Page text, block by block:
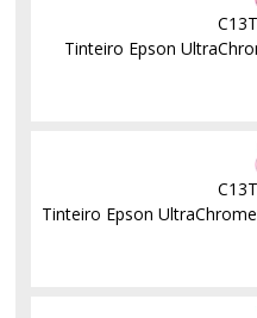
Tinteiro Epson
Tinteiro Epson